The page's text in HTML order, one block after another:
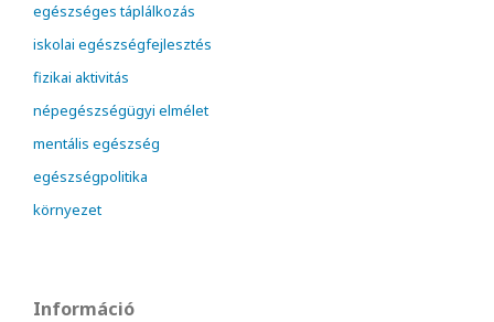
egészséges táplálkozás
iskolai egészségfejlesztés
fizikai aktivitás
népegészségügyi elmélet
mentális egészség
egészségpolitika
környezet
Információ